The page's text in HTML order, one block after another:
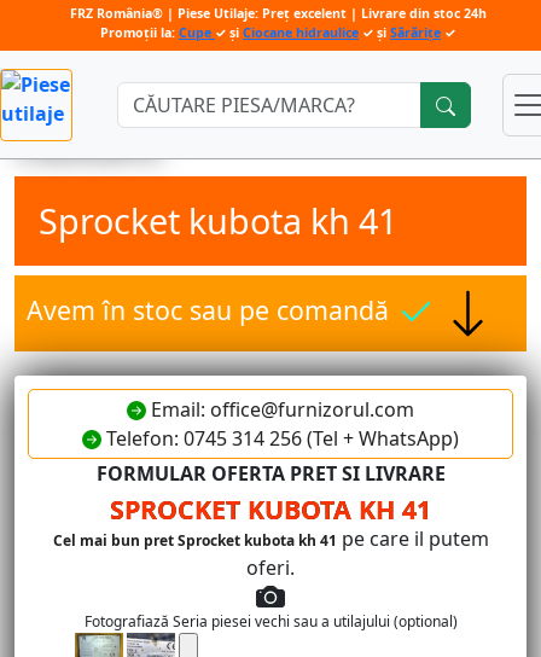
Căutare:
Sprocket kubota kh 41
Avem în stoc sau pe comandă
Email: office@furnizorul.com
Telefon: 0745 314 256 (Tel + WhatsApp)
FORMULAR OFERTA PRET SI LIVRARE
SPROCKET KUBOTA KH 41
Cel mai bun pret Sprocket kubota kh 41 pe care il putem
oferi.
Fotografiază Seria piesei vechi sau a utilajului (optional)
FRZ România® | Piese Utilaje: Preț excelent | Livrare din stoc 24h
Promoții la: Cupe ✓ și Ciocane hidraulice ✓ și Sărărițe ✓